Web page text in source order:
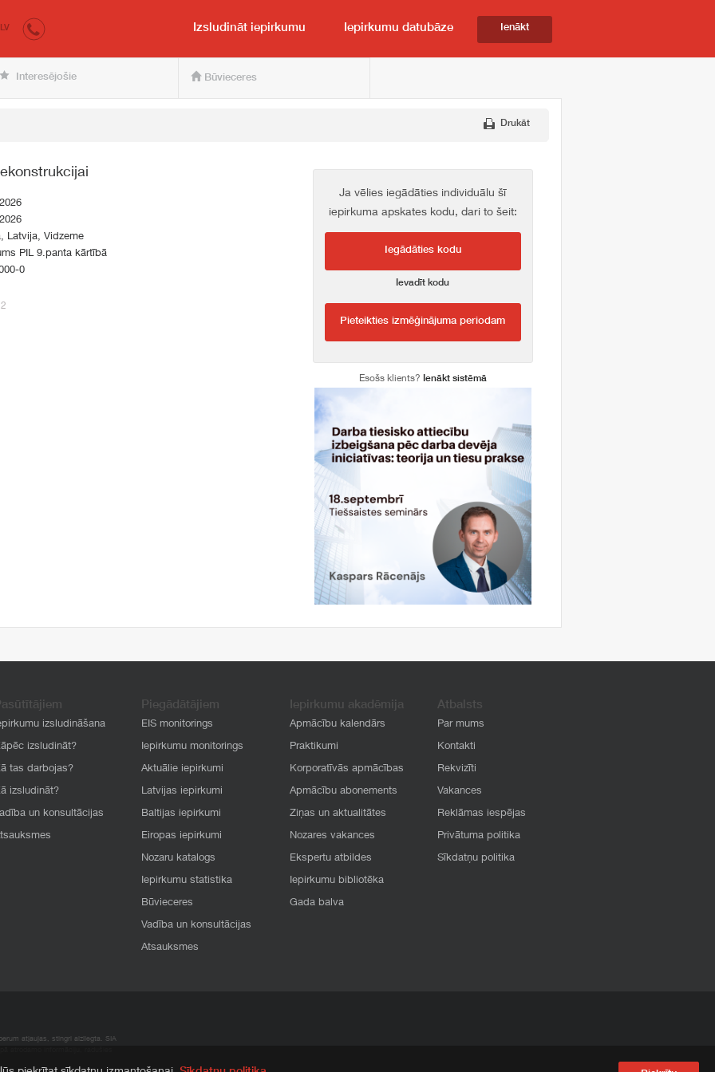
pircējam un pārdevējam
LV Izsludināt iepirkumu Iepirkumu datubāze Ienākt
Interesējošie Būvieceres
Drukāt
Latvija, Vidzeme
PIL 9.panta kārtībā
0
Ja vēlies iegādāties individuālu šī
iepirkuma apskates kodu, dari to šeit:
Iegādāties kodu
Ievadīt kodu
Pieteikties izmēģinājuma periodam
Esošs klients? Ienākt sistēmā
izsludināšana
izsludināt?
tas darbojas?
izsludināt?
un konsultācijas
Piegādātājiem
EIS monitorings
Iepirkumu monitorings
Aktuālie iepirkumi
Latvijas iepirkumi
Baltijas iepirkumi
Eiropas iepirkumi
Nozaru katalogs
Iepirkumu statistika
Būvieceres
Vadība un konsultācijas
Atsauksmes
Iepirkumu akadēmija
Apmācību kalendārs
Praktikumi
Korporatīvās apmācības
Apmācību abonements
Ziņas un aktualitātes
Nozares vakances
Ekspertu atbildes
Iepirkumu bibliotēka
Gada balva
Atbalsts
Par mums
Kontakti
Rekvizīti
Vakances
Reklāmas iespējas
Privātuma politika
Sīkdatņu politika
atļaujas, stingri aizliegta. SIA